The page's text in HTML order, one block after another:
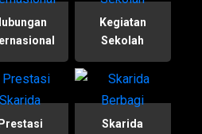
Kegiatan
Sekolah
Prestasi
Skarida